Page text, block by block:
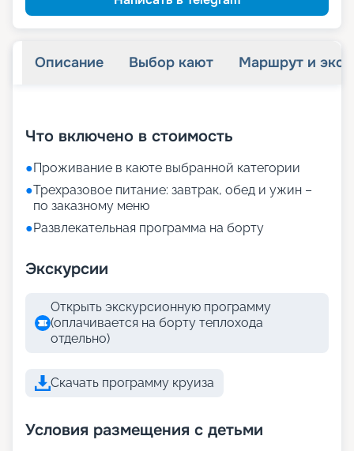
Описание Выбор кают Маршрут и
Что включено в стоимость
●Проживание в каюте выбранной категории
●Трехразовое питание: завтрак, обед и ужин –
по заказному меню
●Развлекательная программа на борту
Экскурсии
Открыть экскурсионную программу
(оплачивается на борту теплохода
отдельно)
Скачать программу круиза
Условия размещения с детьми